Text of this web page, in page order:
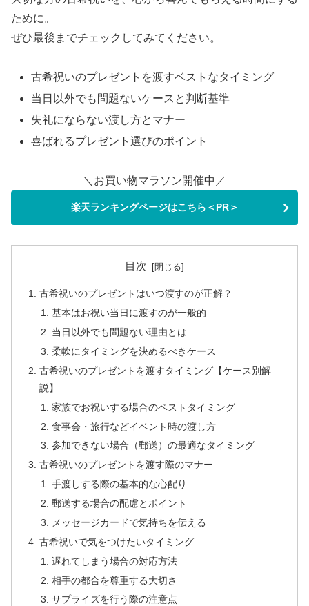
ために。
ぜひ最後までチェックしてみてください。
古希祝いのプレゼントを渡すベストなタイミング
当日以外でも問題ないケースと判断基準
失礼にならない渡し方とマナー
喜ばれるプレゼント選びのポイント
＼お買い物マラソン開催中／
楽天ランキングページはこちら＜PR＞
目次
古希祝いのプレゼントはいつ渡すのが正解？
基本はお祝い当日に渡すのが一般的
当日以外でも問題ない理由とは
柔軟にタイミングを決めるべきケース
古希祝いのプレゼントを渡すタイミング【ケース別解
説】
家族でお祝いする場合のベストタイミング
食事会・旅行などイベント時の渡し方
参加できない場合（郵送）の最適なタイミング
古希祝いのプレゼントを渡す際のマナー
手渡しする際の基本的な心配り
郵送する場合の配慮とポイント
メッセージカードで気持ちを伝える
古希祝いで気をつけたいタイミング
遅れてしまう場合の対応方法
相手の都合を尊重する大切さ
サプライズを行う際の注意点